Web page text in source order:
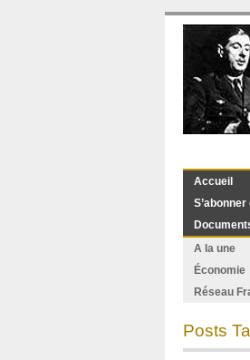
Accueil
A la une
Économie
Réseau
Posts